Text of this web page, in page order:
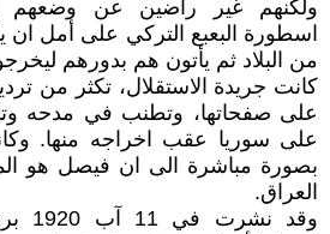
ولكنهم غير راضين عن وضعهم
اسطورة البعبع التركي على أمل ان
من البلاد ثم يأتون هم بدورهم
كانت جريدة الاستقلال، تكثر من
على صفحاتها، وتطنب في مدحه
على سوريا عقب اخراجه منها.
بصورة مباشرة الى ان فيصل هو
العراق.
وقد